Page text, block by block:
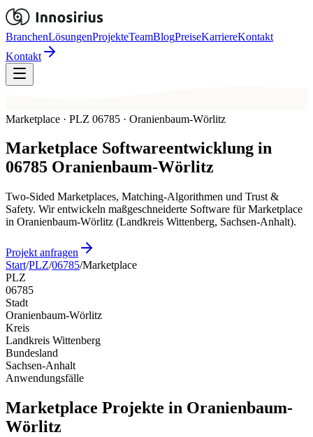
BranchenLösungenProjekteTeamBlogPreiseKarriereKontakt
Kontakt
Marketplace · PLZ 06785 · Oranienbaum-Wörlitz
Marketplace Softwareentwicklung in
06785 Oranienbaum-Wörlitz
Two-Sided Marketplaces, Matching-Algorithmen und Trust &
Safety. Wir entwickeln maßgeschneiderte Software für Marketplace
in Oranienbaum-Wörlitz (Landkreis Wittenberg, Sachsen-Anhalt).
Projekt anfragen
Start/PLZ/06785/Marketplace
PLZ
06785
Stadt
Oranienbaum-Wörlitz
Kreis
Landkreis Wittenberg
Bundesland
Sachsen-Anhalt
Anwendungsfälle
Marketplace Projekte in Oranienbaum-
Wörlitz